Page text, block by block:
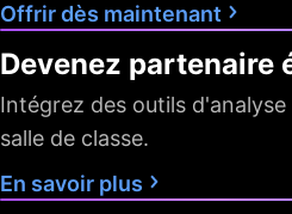
Plages temporelles D W M
Pine Screener
Données
Flux le plus rapide
de données
Offrir dès maintenant
Devenez partenaire
Intégrez des outils
salle de classe.
En savoir plus